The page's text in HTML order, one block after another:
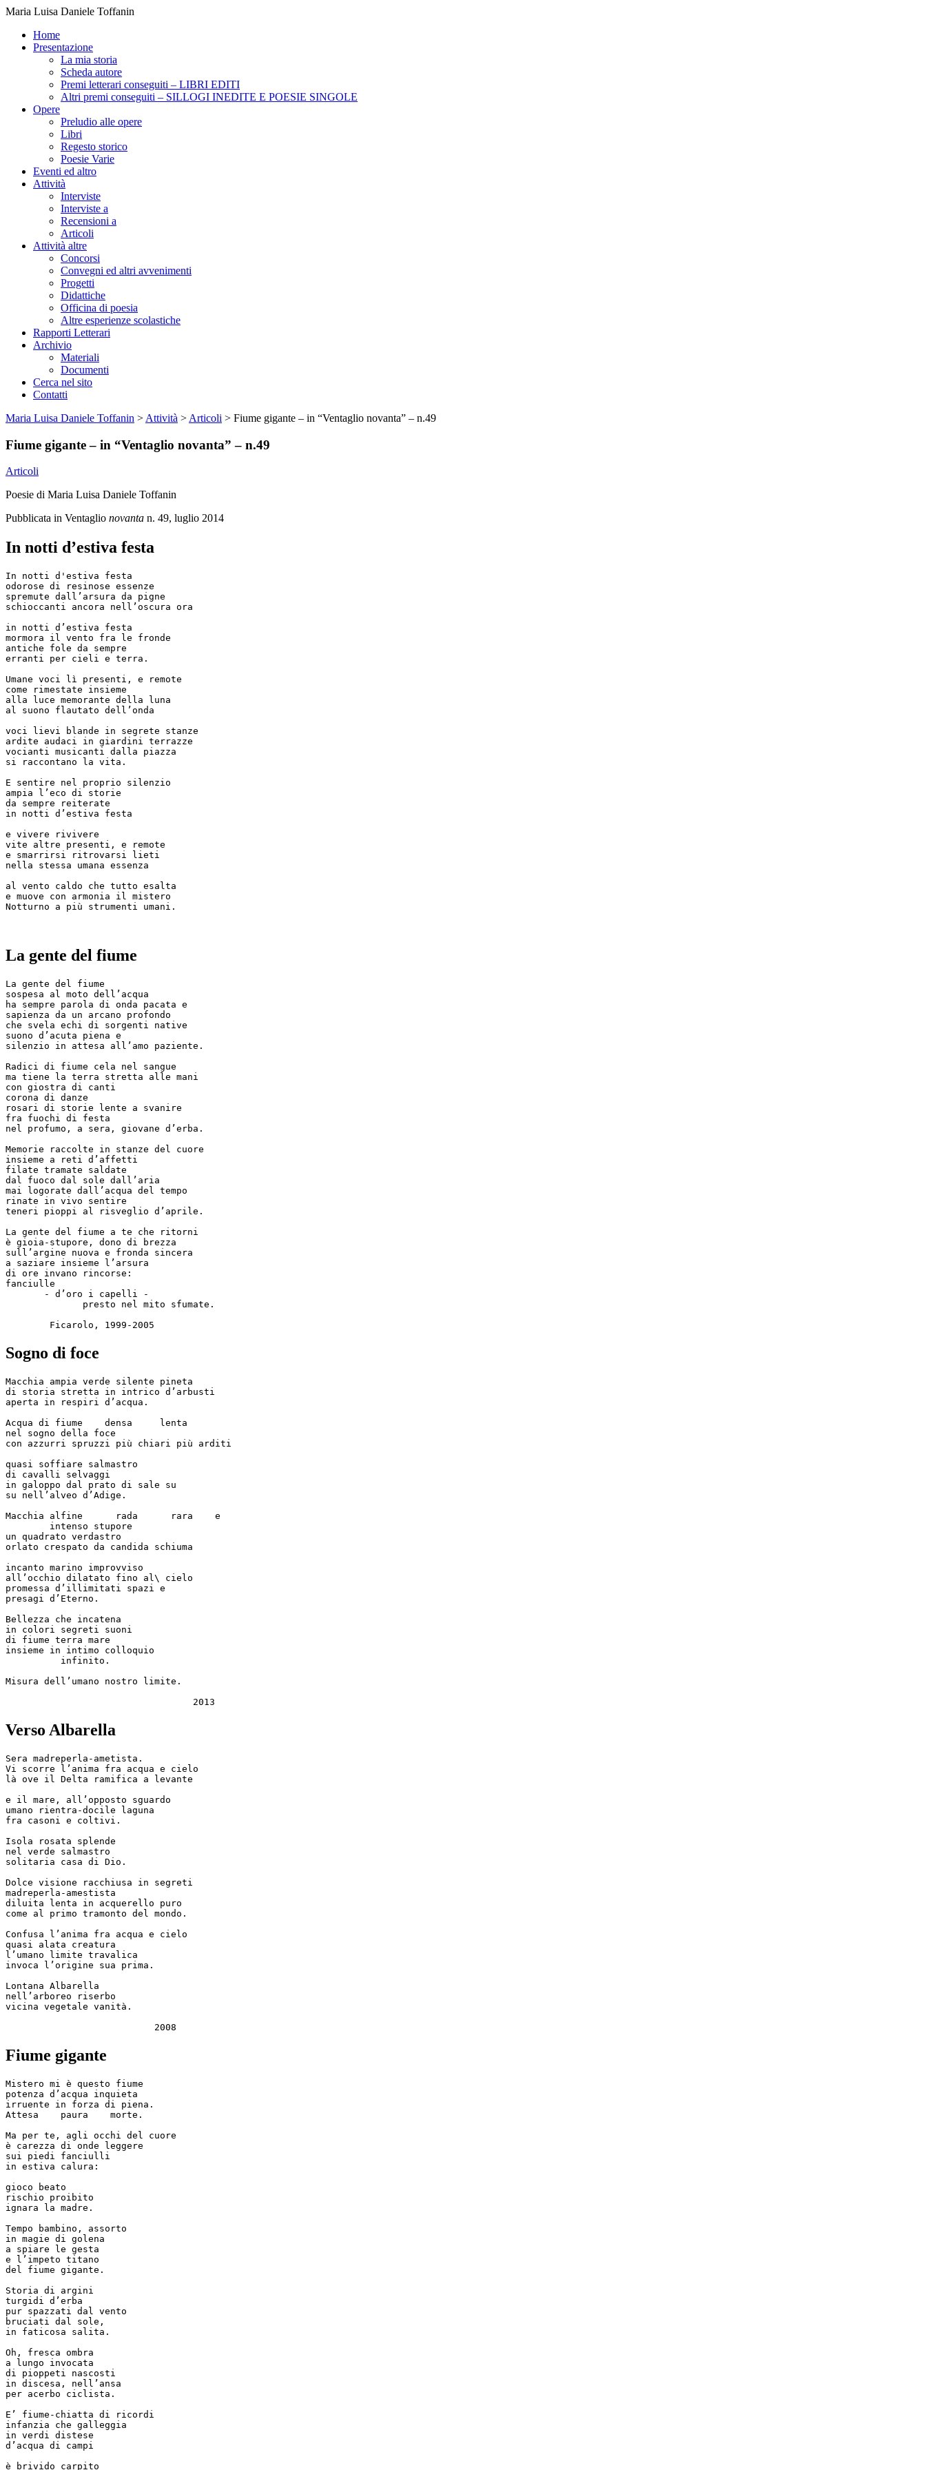
Maria Luisa Daniele Toffanin
Home
Presentazione
La mia storia
Scheda autore
Premi letterari conseguiti – LIBRI EDITI
Altri premi conseguiti – SILLOGI INEDITE E POESIE SINGOLE
Opere
Preludio alle opere
Libri
Regesto storico
Poesie Varie
Eventi ed altro
Attività
Interviste
Interviste a
Recensioni a
Articoli
Attività altre
Concorsi
Convegni ed altri avvenimenti
Progetti
Didattiche
Officina di poesia
Altre esperienze scolastiche
Rapporti Letterari
Archivio
Materiali
Documenti
Cerca nel sito
Contatti
Maria Luisa Daniele Toffanin > Attività > Articoli > Fiume gigante – in “Ventaglio novanta” – n.49
Fiume gigante – in “Ventaglio novanta” – n.49
Articoli
Poesie di Maria Luisa Daniele Toffanin
Pubblicata in Ventaglio novanta n. 49, luglio 2014
In notti d’estiva festa
In notti d'estiva festa
odorose di resinose essenze
spremute dall’arsura da pigne
schioccanti ancora nell’oscura ora
in notti d’estiva festa
mormora il vento fra le fronde
antiche fole da sempre
erranti per cieli e terra.
Umane voci lì presenti, e remote
come rimestate insieme
alla luce memorante della luna
al suono flautato dell’onda
voci lievi blande in segrete stanze
ardite audaci in giardini terrazze
vocianti musicanti dalla piazza
si raccontano la vita.
E sentire nel proprio silenzio
ampia l’eco di storie
da sempre reiterate
in notti d’estiva festa
e vivere rivivere
vite altre presenti, e remote
e smarrirsi ritrovarsi lieti
nella stessa umana essenza
al vento caldo che tutto esalta
e muove con armonia il mistero
Notturno a più strumenti umani.
La gente del fiume
La gente del fiume
sospesa al moto dell’acqua
ha sempre parola di onda pacata e
sapienza da un arcano profondo
che svela echi di sorgenti native
suono d’acuta piena e
silenzio in attesa all’amo paziente.
Radici di fiume cela nel sangue
ma tiene la terra stretta alle mani
con giostra di canti
corona di danze
rosari di storie lente a svanire
fra fuochi di festa
nel profumo, a sera, giovane d’erba.
Memorie raccolte in stanze del cuore
insieme a reti d’affetti
filate tramate saldate
dal fuoco dal sole dall’aria
mai logorate dall’acqua del tempo
rinate in vivo sentire
teneri pioppi al risveglio d’aprile.
La gente del fiume a te che ritorni
è gioia-stupore, dono di brezza
sull’argine nuova e fronda sincera
a saziare insieme l’arsura
di ore invano rincorse:
fanciulle
       - d’oro i capelli -
              presto nel mito sfumate.
Sogno di foce
Macchia ampia verde silente pineta
di storia stretta in intrico d’arbusti
aperta in respiri d’acqua.
Acqua di fiume    densa     lenta
nel sogno della foce
con azzurri spruzzi più chiari più arditi
quasi soffiare salmastro
di cavalli selvaggi
in galoppo dal prato di sale su
su nell’alveo d’Adige.
Macchia alfine      rada      rara    e
        intenso stupore
un quadrato verdastro
orlato crespato da candida schiuma
incanto marino improvviso
all’occhio dilatato fino al\ cielo
promessa d’illimitati spazi e
presagi d’Eterno.
Bellezza che incatena
in colori segreti suoni
di fiume terra mare
insieme in intimo colloquio
          infinito.
Misura dell’umano nostro limite.
Verso Albarella
Sera madreperla-ametista.
Vi scorre l’anima fra acqua e cielo
là ove il Delta ramifica a levante
e il mare, all’opposto sguardo
umano rientra-docile laguna
fra casoni e coltivi.
Isola rosata splende
nel verde salmastro
solitaria casa di Dio.
Dolce visione racchiusa in segreti
madreperla-amestista
diluita lenta in acquerello puro
come al primo tramonto del mondo.
Confusa l’anima fra acqua e cielo
quasi alata creatura
l’umano limite travalica
invoca l’origine sua prima.
Lontana Albarella
nell’arboreo riserbo
vicina vegetale vanità.
Fiume gigante
Mistero mi è questo fiume
potenza d’acqua inquieta
irruente in forza di piena.
Attesa    paura    morte.
Ma per te, agli occhi del cuore
è carezza di onde leggere
sui piedi fanciulli
in estiva calura:
gioco beato
rischio proibito
ignara la madre.
Tempo bambino, assorto
in magie di golena
a spiare le gesta
e l’impeto titano
del fiume gigante.
Storia di argini
turgidi d’erba
pur spazzati dal vento
bruciati dal sole,
in faticosa salita.
Oh, fresca ombra
a lungo invocata
di pioppeti nascosti
in discesa, nell’ansa
per acerbo ciclista.
E’ fiume-chiatta di ricordi
infanzia che galleggia
in verdi distese
d’acqua di campi
è brivido carpito